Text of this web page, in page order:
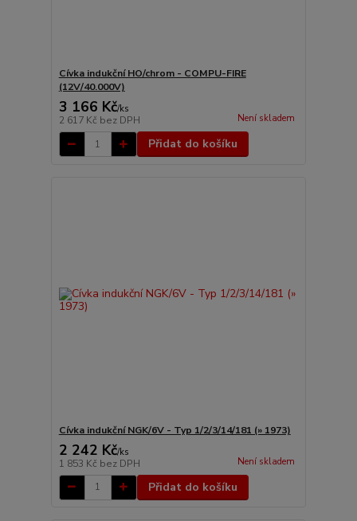
Cívka indukční HO/chrom - COMPU-FIRE
(12V/40.000V)
3 166 Kč/ks
2 617 Kč bez DPH Není skladem
Přidat do košíku
Cívka indukční NGK/6V - Typ 1/2/3/14/181 (» 1973)
2 242 Kč/ks
1 853 Kč bez DPH Není skladem
Přidat do košíku